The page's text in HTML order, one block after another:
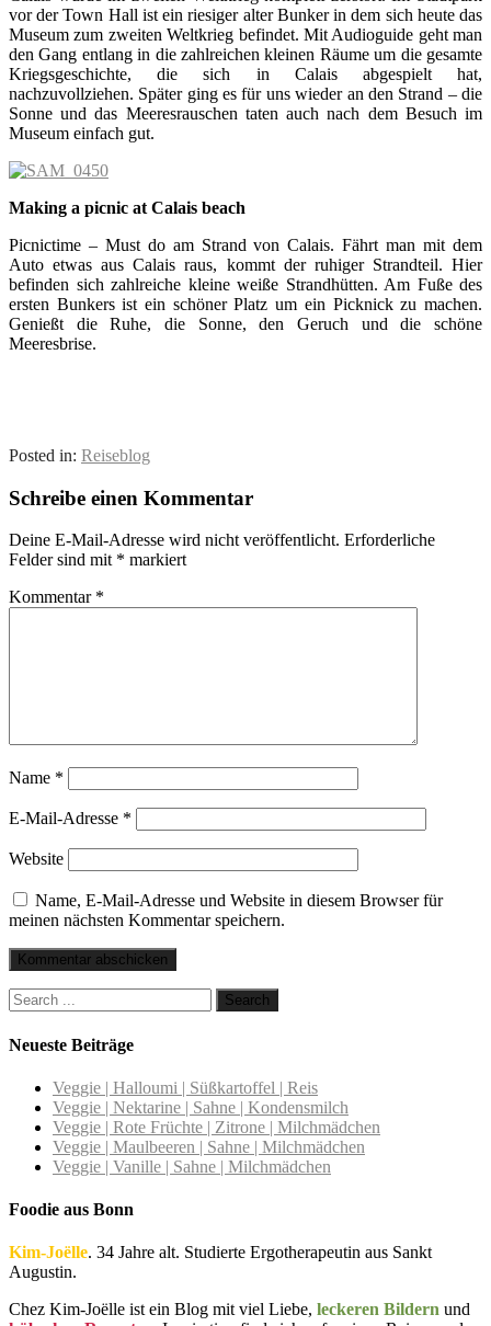
vor der Town Hall ist ein riesiger alter Bunker in dem sich heute das
Museum zum zweiten Weltkrieg befindet. Mit Audioguide geht man
den Gang entlang in die zahlreichen kleinen Räume um die gesamte
Kriegsgeschichte, die sich in Calais abgespielt hat,
nachzuvollziehen. Später ging es für uns wieder an den Strand – die
Sonne und das Meeresrauschen taten auch nach dem Besuch im
Museum einfach gut.
Making a picnic at Calais beach
Picnictime – Must do am Strand von Calais. Fährt man mit dem
Auto etwas aus Calais raus, kommt der ruhiger Strandteil. Hier
befinden sich zahlreiche kleine weiße Strandhütten. Am Fuße des
ersten Bunkers ist ein schöner Platz um ein Picknick zu machen.
Genießt die Ruhe, die Sonne, den Geruch und die schöne
Meeresbrise.
Posted in: Reiseblog
Schreibe einen Kommentar
Deine E-Mail-Adresse wird nicht veröffentlicht. Erforderliche
Felder sind mit * markiert
Kommentar *
Name *
E-Mail-Adresse *
Website
Name, E-Mail-Adresse und Website in diesem Browser für
meinen nächsten Kommentar speichern.
Neueste Beiträge
Veggie | Halloumi | Süßkartoffel | Reis
Veggie | Nektarine | Sahne | Kondensmilch
Veggie | Rote Früchte | Zitrone | Milchmädchen
Veggie | Maulbeeren | Sahne | Milchmädchen
Veggie | Vanille | Sahne | Milchmädchen
Foodie aus Bonn
Kim-Joëlle. 34 Jahre alt. Studierte Ergotherapeutin aus Sankt
Augustin.
Chez Kim-Joëlle ist ein Blog mit viel Liebe, leckeren Bildern und